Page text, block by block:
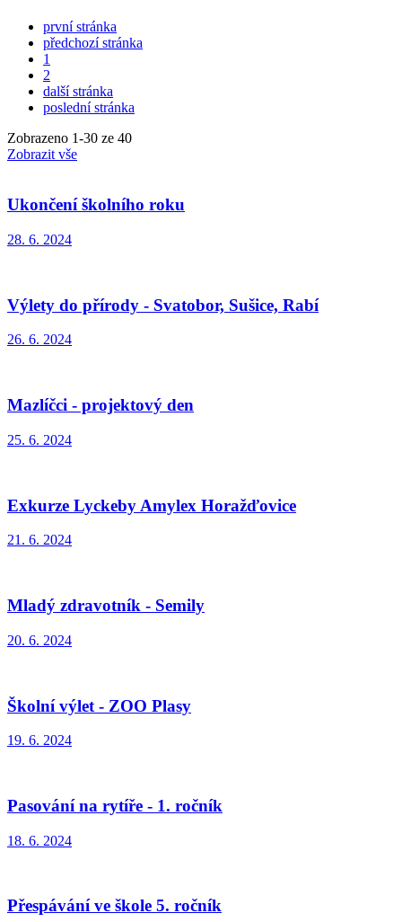
první stránka
předchozí stránka
1
2
další stránka
poslední stránka
Zobrazeno 1-30 ze 40
Zobrazit vše
Ukončení školního roku
28. 6. 2024
Výlety do přírody - Svatobor, Sušice, Rabí
26. 6. 2024
Mazlíčci - projektový den
25. 6. 2024
Exkurze Lyckeby Amylex Horažďovice
21. 6. 2024
Mladý zdravotník - Semily
20. 6. 2024
Školní výlet - ZOO Plasy
19. 6. 2024
Pasování na rytíře - 1. ročník
18. 6. 2024
Přespávání ve škole 5. ročník